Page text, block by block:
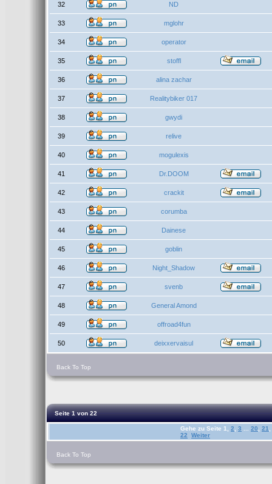
32 ND
33 mglohr
34 operator
35 stoffl
36 alina zachar
37 Realitybiker 017
38 gwydi
39 relive
40 mogulexis
41 Dr.DOOM
42 crackit
43 corumba
44 Dainese
45 goblin
46 Night_Shadow
47 svenb
48 General Amond
49 offroad4fun
50 deixxervaisul
Back To Top
Seite 1 von 22
Gehe zu Seite 1 2 3 20 21
22
Weiter
Back To Top